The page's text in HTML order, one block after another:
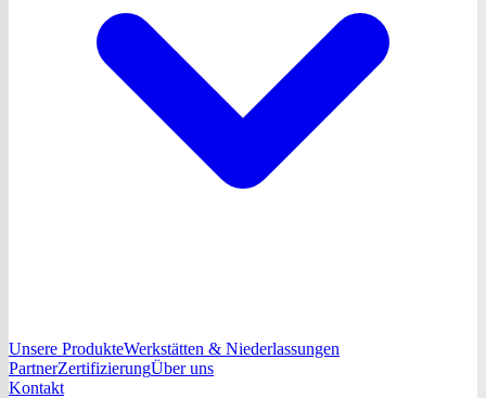
Unsere ProdukteWerkstätten & Niederlassungen
PartnerZertifizierungÜber uns
Kontakt